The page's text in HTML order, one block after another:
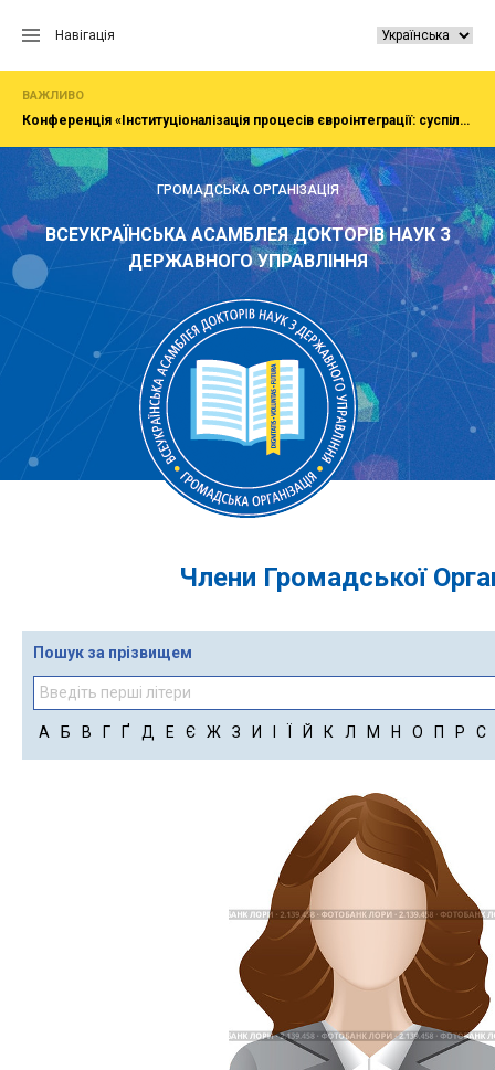
Навігація
ВАЖЛИВО
Конференція «Інституціоналізація процесів євроінтеграції: суспільство, економіка, адміністрування»
ГРОМАДСЬКА ОРГАНІЗАЦІЯ
ВСЕУКРАЇНСЬКА АСАМБЛЕЯ ДОКТОРІВ НАУК З
ДЕРЖАВНОГО УПРАВЛІННЯ
Члени Громадської
Пошук за прізвищем
А Б В Г Ґ Д Е Є Ж З И Й К Л М Н О П Р С